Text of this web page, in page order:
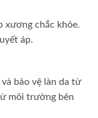
xương chắc khỏe.
áp.
bảo vệ làn da từ
môi trường bên